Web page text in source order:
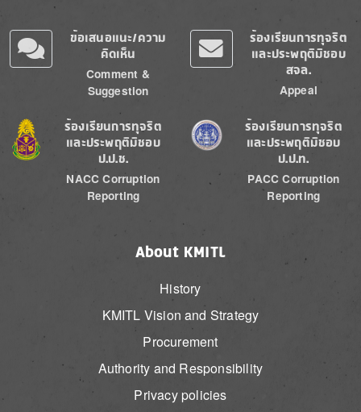
ข้อเสนอแนะ/ความ
คิดเห็น
Comment &
Suggestion
ร้องเรียนการทุจริต
และประพฤติมิชอบ
สจล.
Appeal
Image
ร้องเรียนการทุจริต
และประพฤติมิชอบ
ป.ป.ช.
NACC Corruption
Reporting
Image
ร้องเรียนการทุจริต
และประพฤติมิชอบ
ป.ป.ท.
PACC Corruption
Reporting
About KMITL
History
KMITL Vision and Strategy
Procurement
Authority and Responsibility
Privacy policies